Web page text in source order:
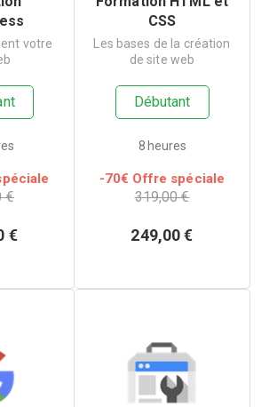
votre
€
€
CSS
Les bases de la création
de site web
Débutant
8 heures
-70€ Offre spéciale
319,00 €
249,00 €